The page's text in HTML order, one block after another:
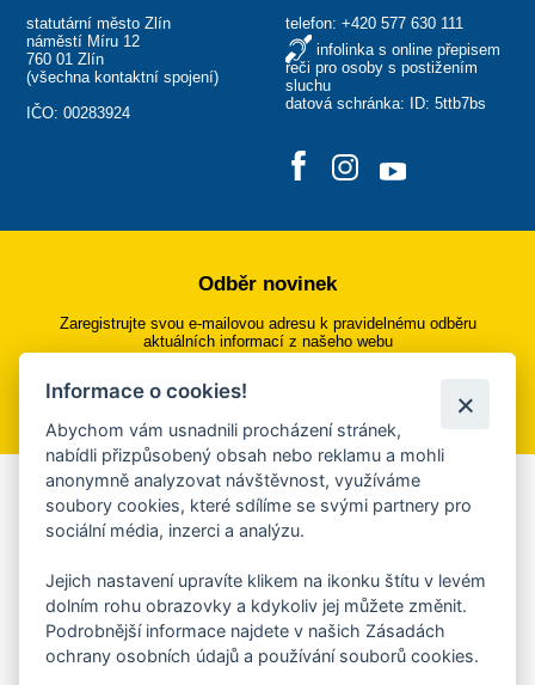
statutární město Zlín
náměstí Míru 12
760 01 Zlín
(všechna kontaktní spojení)
IČO: 00283924
telefon: +420 577 630 111
infolinka s online přepisem
řeči pro osoby s postižením
sluchu
datová schránka: ID: 5ttb7bs
Odběr novinek
Zaregistrujte svou e-mailovou adresu k pravidelnému odběru
aktuálních informací z našeho webu
Přihlásit se k odběru
Aplikace Mobilní rozhlas
Chcete dostávat do svého mobilu či mailu upozornění na
ankety, pozvánky na kulturní a sportovní akce?
Více informací o aplikaci
Informace o cookies!
Abychom vám usnadnili procházení stránek,
nabídli přizpůsobený obsah nebo reklamu a mohli
anonymně analyzovat návštěvnost, využíváme
soubory cookies, které sdílíme se svými partnery pro
sociální média, inzerci a analýzu.
Jejich nastavení upravíte klikem na ikonku štítu v levém
dolním rohu obrazovky a kdykoliv jej můžete změnit.
Podrobnější informace najdete v našich Zásadách
ochrany osobních údajů a používání souborů cookies.